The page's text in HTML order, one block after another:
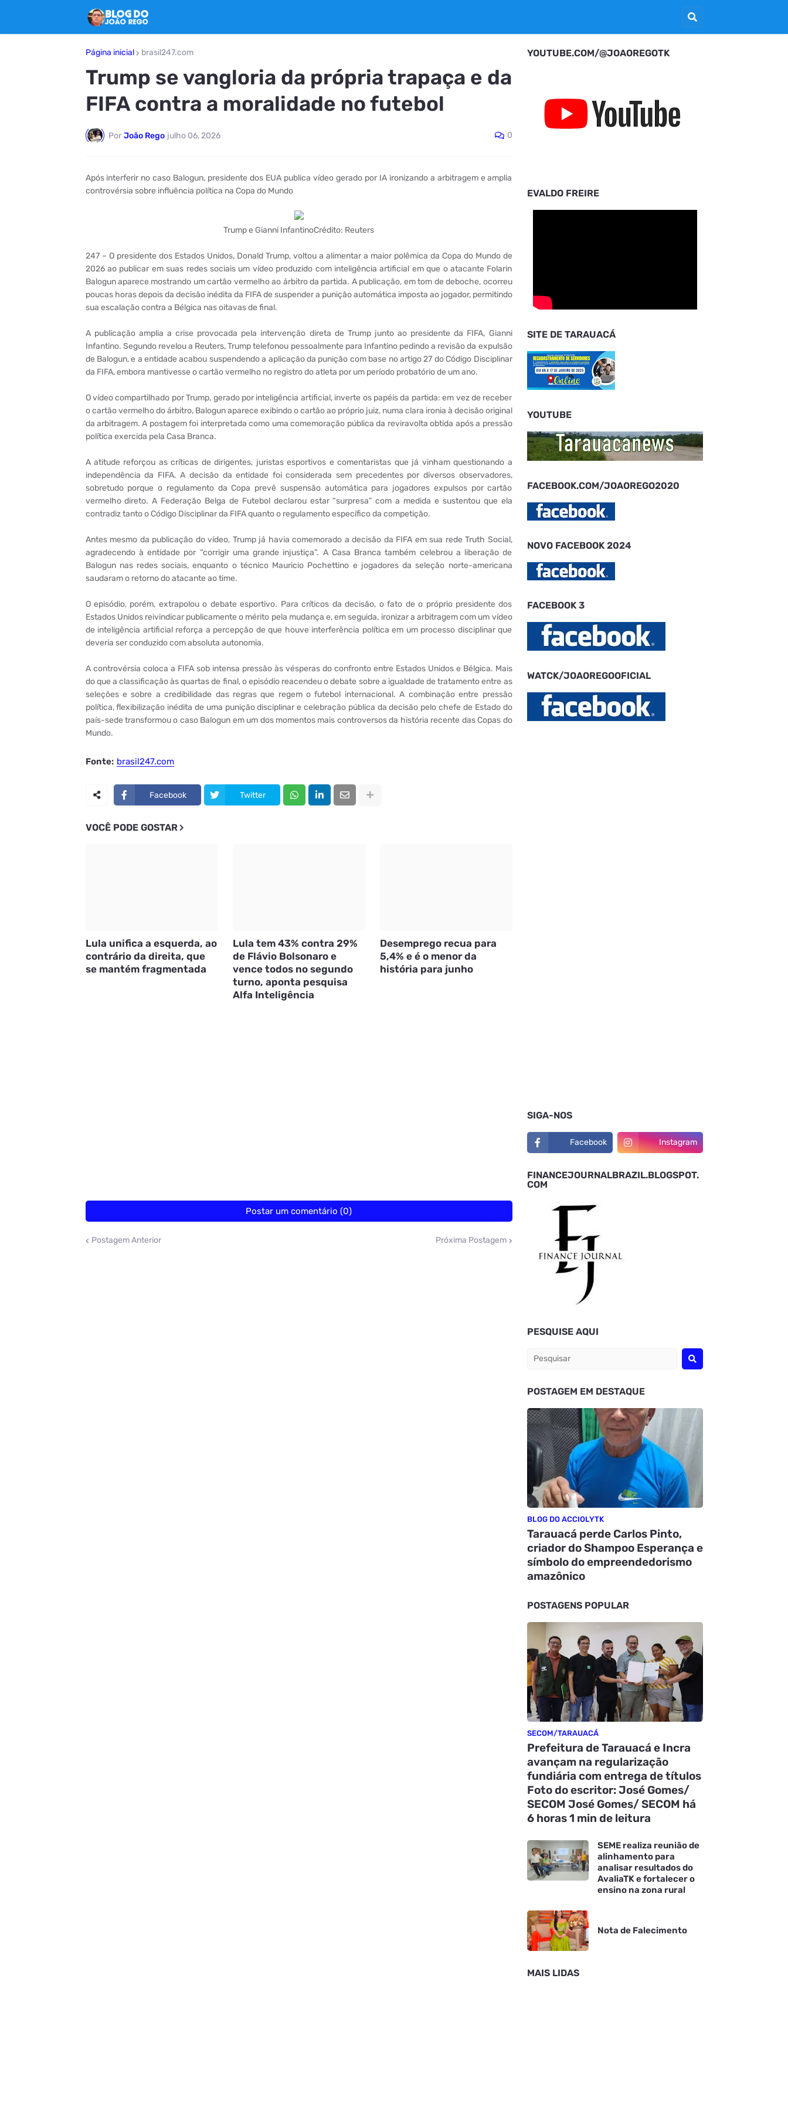
Página inicial brasil247.com
Trump se vangloria da própria trapaça e da
FIFA contra a moralidade no futebol
Por João Rego julho 06, 2026 0
Após interferir no caso Balogun, presidente dos EUA publica vídeo gerado por IA ironizando a arbitragem e amplia
controvérsia sobre influência política na Copa do Mundo
Trump e Gianni InfantinoCrédito: Reuters
247 – O presidente dos Estados Unidos, Donald Trump, voltou a alimentar a maior polêmica da Copa do Mundo de
2026 ao publicar em suas redes sociais um vídeo produzido com inteligência artificial em que o atacante Folarin
Balogun aparece mostrando um cartão vermelho ao árbitro da partida. A publicação, em tom de deboche, ocorreu
poucas horas depois da decisão inédita da FIFA de suspender a punição automática imposta ao jogador, permitindo
sua escalação contra a Bélgica nas oitavas de final.
A publicação amplia a crise provocada pela intervenção direta de Trump junto ao presidente da FIFA, Gianni
Infantino. Segundo revelou a Reuters, Trump telefonou pessoalmente para Infantino pedindo a revisão da expulsão
de Balogun, e a entidade acabou suspendendo a aplicação da punição com base no artigo 27 do Código Disciplinar
da FIFA, embora mantivesse o cartão vermelho no registro do atleta por um período probatório de um ano.
O vídeo compartilhado por Trump, gerado por inteligência artificial, inverte os papéis da partida: em vez de receber
o cartão vermelho do árbitro, Balogun aparece exibindo o cartão ao próprio juiz, numa clara ironia à decisão original
da arbitragem. A postagem foi interpretada como uma comemoração pública da reviravolta obtida após a pressão
política exercida pela Casa Branca.
A atitude reforçou as críticas de dirigentes, juristas esportivos e comentaristas que já vinham questionando a
independência da FIFA. A decisão da entidade foi considerada sem precedentes por diversos observadores,
sobretudo porque o regulamento da Copa prevê suspensão automática para jogadores expulsos por cartão
vermelho direto. A Federação Belga de Futebol declarou estar “surpresa” com a medida e sustentou que ela
contradiz tanto o Código Disciplinar da FIFA quanto o regulamento específico da competição.
Antes mesmo da publicação do vídeo, Trump já havia comemorado a decisão da FIFA em sua rede Truth Social,
agradecendo à entidade por “corrigir uma grande injustiça”. A Casa Branca também celebrou a liberação de
Balogun nas redes sociais, enquanto o técnico Mauricio Pochettino e jogadores da seleção norte-americana
saudaram o retorno do atacante ao time.
O episódio, porém, extrapolou o debate esportivo. Para críticos da decisão, o fato de o próprio presidente dos
Estados Unidos reivindicar publicamente o mérito pela mudança e, em seguida, ironizar a arbitragem com um vídeo
de inteligência artificial reforça a percepção de que houve interferência política em um processo disciplinar que
deveria ser conduzido com absoluta autonomia.
A controvérsia coloca a FIFA sob intensa pressão às vésperas do confronto entre Estados Unidos e Bélgica. Mais
do que a classificação às quartas de final, o episódio reacendeu o debate sobre a igualdade de tratamento entre as
seleções e sobre a credibilidade das regras que regem o futebol internacional. A combinação entre pressão
política, flexibilização inédita de uma punição disciplinar e celebração pública da decisão pelo chefe de Estado do
país-sede transformou o caso Balogun em um dos momentos mais controversos da história recente das Copas do
Mundo.
Fonte: brasil247.com
Facebook Twitter
VOCÊ PODE GOSTAR
Lula unifica a esquerda, ao
contrário da direita, que
se mantém fragmentada
Lula tem 43% contra 29%
de Flávio Bolsonaro e
vence todos no segundo
turno, aponta pesquisa
Alfa Inteligência
Desemprego recua para
5,4% e é o menor da
história para junho
Postar um comentário (0)
Postagem Anterior Próxima Postagem
YOUTUBE.COM/@JOAOREGOTK
EVALDO FREIRE
SITE DE TARAUACÁ
YOUTUBE
FACEBOOK.COM/JOAOREGO2020
NOVO FACEBOOK 2024
FACEBOOK 3
WATCK/JOAOREGOOFICIAL
SIGA-NOS
Facebook Instagram
FINANCEJOURNALBRAZIL.BLOGSPOT.
COM
PESQUISE AQUI
POSTAGEM EM DESTAQUE
BLOG DO ACCIOLYTK
Tarauacá perde Carlos Pinto,
criador do Shampoo Esperança e
símbolo do empreendedorismo
amazônico
POSTAGENS POPULAR
SECOM/TARAUACÁ
Prefeitura de Tarauacá e Incra
avançam na regularização
fundiária com entrega de títulos
Foto do escritor: José Gomes/
SECOM José Gomes/ SECOM há
6 horas 1 min de leitura
SEME realiza reunião de
alinhamento para
analisar resultados do
AvaliaTK e fortalecer o
ensino na zona rural
Nota de Falecimento
MAIS LIDAS